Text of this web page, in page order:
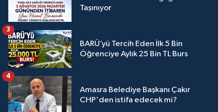
Taşınıyor
BARÜ’yü Tercih Eden İlk 5 Bin
Öğrenciye Aylık 25 Bin TL Burs
3
Amasra Belediye Başkanı Çakır
CHP'den istifa edecek mi?
4